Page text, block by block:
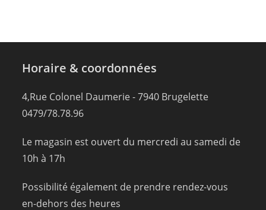
Horaire & coordonnées
4,Rue Colonel Daumerie - 7940 Brugelette
0479/78.78.96
Le magasin est ouvert du mercredi au samedi de
10h à 17h
Possibilité également de prendre rendez-vous
en-dehors des heures